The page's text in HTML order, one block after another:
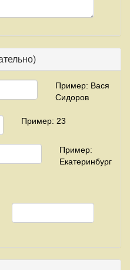
Пример: Вася
Сидоров
Пример: 23
Пример:
Екатеринбург